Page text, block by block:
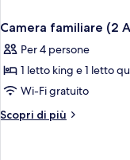
Camera familiare (2
Per 4 persone
1 letto king e 1 letto
Wi-Fi gratuito
Scopri di più
Altri